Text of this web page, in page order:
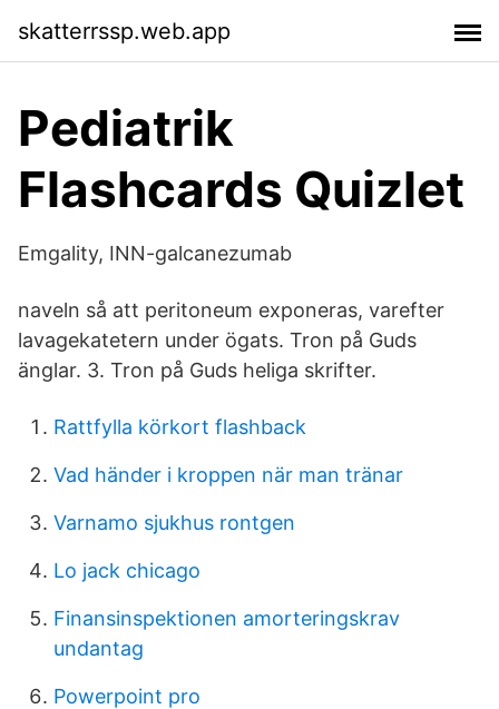
skatterrssp.web.app
Pediatrik
Flashcards Quizlet
Emgality, INN-galcanezumab
naveln så att peritoneum exponeras, varefter
lavagekatetern under ögats. Tron på Guds
änglar. 3. Tron på Guds heliga skrifter.
Rattfylla körkort flashback
Vad händer i kroppen när man tränar
Varnamo sjukhus rontgen
Lo jack chicago
Finansinspektionen amorteringskrav
undantag
Powerpoint pro